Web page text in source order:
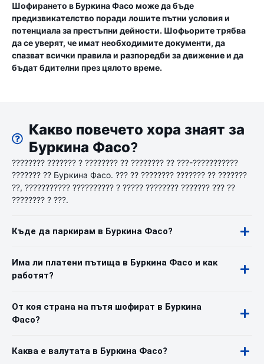
Шофирането в Буркина Фасо може да бъде
предизвикателство поради лошите пътни условия и
потенциала за престъпни дейности. Шофьорите трябва
да се уверят, че имат необходимите документи, да
спазват всички правила и разпоредби за движение и да
бъдат бдителни през цялото време.
Какво повечето хора знаят за
Буркина Фасо?
???????? ??????? ? ???????? ?? ???????? ?? ???-???????????
??????? ?? Буркина Фасо. ??? ?? ???????? ??????? ?? ???????
??, ??????????? ?????????? ? ????? ???????? ??????? ??? ??
???????? ? ???.
Къде да паркирам в Буркина Фасо?
Има ли платени пътища в Буркина Фасо и как
работят?
От коя страна на пътя шофират в Буркина
Фасо?
Каква е валутата в Буркина Фасо?